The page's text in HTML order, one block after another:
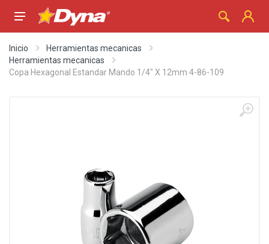
Inicio
Herramientas mecanicas
Herramientas mecanicas
Copa Hexagonal Estandar Mando 1/4" X 12mm 4-86-109